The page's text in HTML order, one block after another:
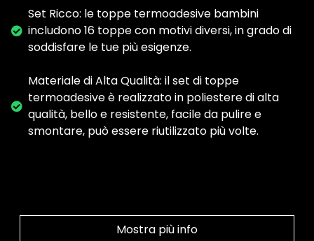
Set Ricco: le toppe termoadesive bambini
includono 16 toppe con motivi diversi, in grado di
soddisfare le tue più esigenze.
Materiale di Alta Qualità: il set di toppe
termoadesive è realizzato in poliestere di alta
qualità, bello e resistente, facile da pulire e
smontare, può essere riutilizzato più volte.
Mostra più info